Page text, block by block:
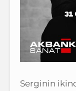
Serginin